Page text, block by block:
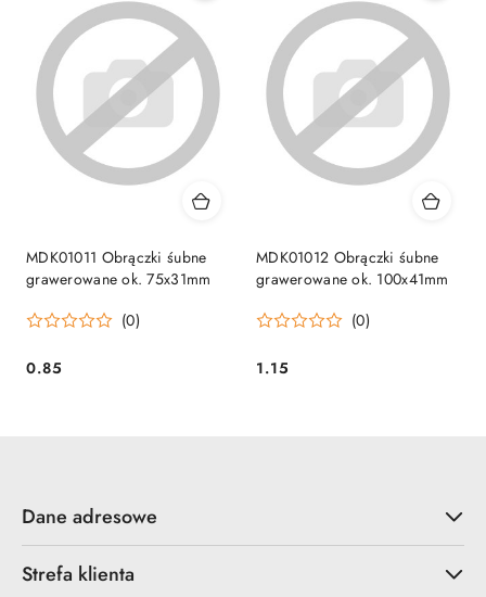
MDK01011 Obrączki śubne
grawerowane ok. 75x31mm
(0)
Cena:
0.85
MDK01012 Obrączki śubne
grawerowane ok. 100x41mm
(0)
Cena:
1.15
Dane adresowe
Strefa klienta